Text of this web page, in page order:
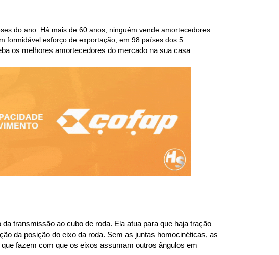
do ano. Há mais de 60 anos, ninguém vende amortecedores
formidável esforço de exportação, em 98 países dos 5
os melhores amortecedores do mercado na sua casa
transmissão ao cubo de roda. Ela atua para que haja tração
da posição do eixo da roda. Sem as juntas homocinéticas, as
fazem com que os eixos assumam outros ângulos em